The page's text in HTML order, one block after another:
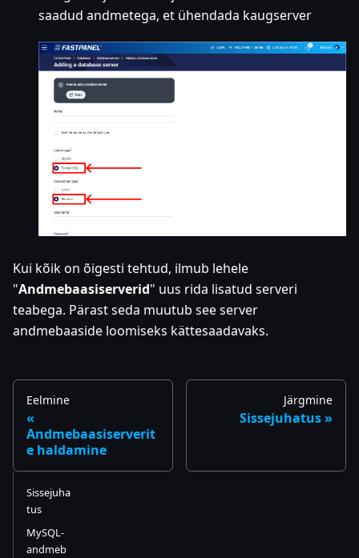
saadud andmetega, et ühendada kaugserver
Kui kõik on õigesti tehtud, ilmub lehele
"Andmebaasiserverid" uus rida lisatud serveri
teabega. Pärast seda muutub see server
andmebaaside loomiseks kättesaadavaks.
Eelmine
Andmebaasiserverit
e haldamine
Järgmine
Sissejuhatus
Sissejuha
tus
MySQL-
andmeb